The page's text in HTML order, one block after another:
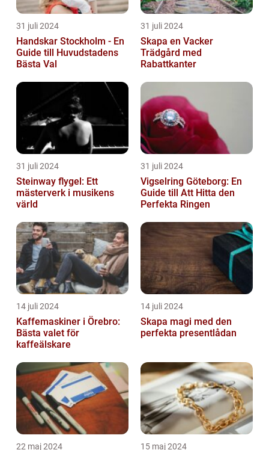
31 juli 2024
Handskar Stockholm - En
Guide till Huvudstadens
Bästa Val
31 juli 2024
Skapa en Vacker
Trädgård med
Rabattkanter
31 juli 2024
Steinway flygel: Ett
mästerverk i musikens
värld
31 juli 2024
Vigselring Göteborg: En
Guide till Att Hitta den
Perfekta Ringen
14 juli 2024
Kaffemaskiner i Örebro:
Bästa valet för
kaffeälskare
14 juli 2024
Skapa magi med den
perfekta presentlådan
22 maj 2024 15 maj 2024